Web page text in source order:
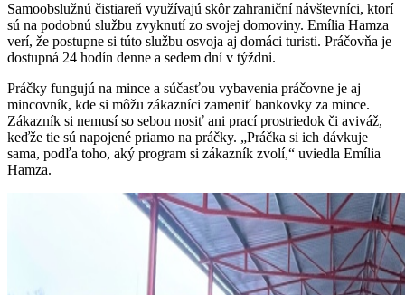
Samoobslužnú čistiareň využívajú skôr zahraniční návštevníci, ktorí
sú na podobnú službu zvyknutí zo svojej domoviny. Emília Hamza
verí, že postupne si túto službu osvoja aj domáci turisti. Práčovňa je
dostupná 24 hodín denne a sedem dní v týždni.
Práčky fungujú na mince a súčasťou vybavenia práčovne je aj
mincovník, kde si môžu zákazníci zameniť bankovky za mince.
Zákazník si nemusí so sebou nosiť ani prací prostriedok či aviváž,
keďže tie sú napojené priamo na práčky. „Práčka si ich dávkuje
sama, podľa toho, aký program si zákazník zvolí,“ uviedla Emília
Hamza.